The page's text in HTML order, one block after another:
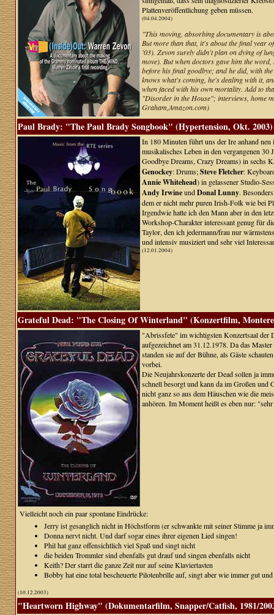
Plattenveröffentlichung geben müssen.
(04.04.2004)
"This moving, absorbing documentary is
But more than that, it's about the final year
'03). Zevon surely didn't plan on dying of
move). But when doctors gave him the
before his final goodbye; and he did, with
knows what's coming, he's dealing with it,
when faced with his own mortality. Add to
"Disorder in the House"; interviews, home
Graham,Amazon.com)
Paul Brady: "The Paul Brady Songbook" (Hypertension, Okt. 2003)
In 180 Minuten führt uns der Ire anhand
musikalisches Leben in den vergangenen
Goodbye Dreams, Crazy Dreams) in sechs
Genockey: Drums;Steve Fletcher:
Annie Whitehead) in gelassener Studio-
Andy IrwineundDonal Lunny.
dem er nicht mehr puren Irish-Folk wie bei
Irgendwie hatte ich den Mann aber in den
Workshop-Charakter interessant genug für
Taylor, den ich jedermann/frau nur
und intensiv musiziert und sehr viel
(12.01.2004)
Grateful Dead: "The Closing Of Winterland" (Konzertfilm,
"Abrissfete" im wichtigsten Konzertsaal der
aufgezeichnet am 31.12.1978. Da das
standen sie auf der Bühne, als Gäste
vorbei.
Die Neujahrskonzerte der Dead sollen ja
schnell besorgt und kann da im Großen und
nicht ganz so aus dem Häuschen wie die
anhören. Im Moment heißt es eben nur:
Vielleicht noch ein paar spontane Eindrücke:
Jerry ist gesanglich nicht in Höchstform (er schwankte mit seiner Stimme ja
Donna nervt nicht. Und darf sogar eines ihrer eigenen Lied singen!
Phil hat ganz offensichtlich viel Spaß und singt nicht
die beiden Trommler sind ebenfalls gut drauf und singen ebenfalls nicht
Keith? Der starrt die ganze Zeit nur auf seine Klaviertasten
Bobby hat eine total bescheuerte Pilotenbrille auf, singt aber wie immer gut
(10.12.2003)
"Heartworn Highway" (Dokumentarfilm, Snapper/Catfish, 1981/